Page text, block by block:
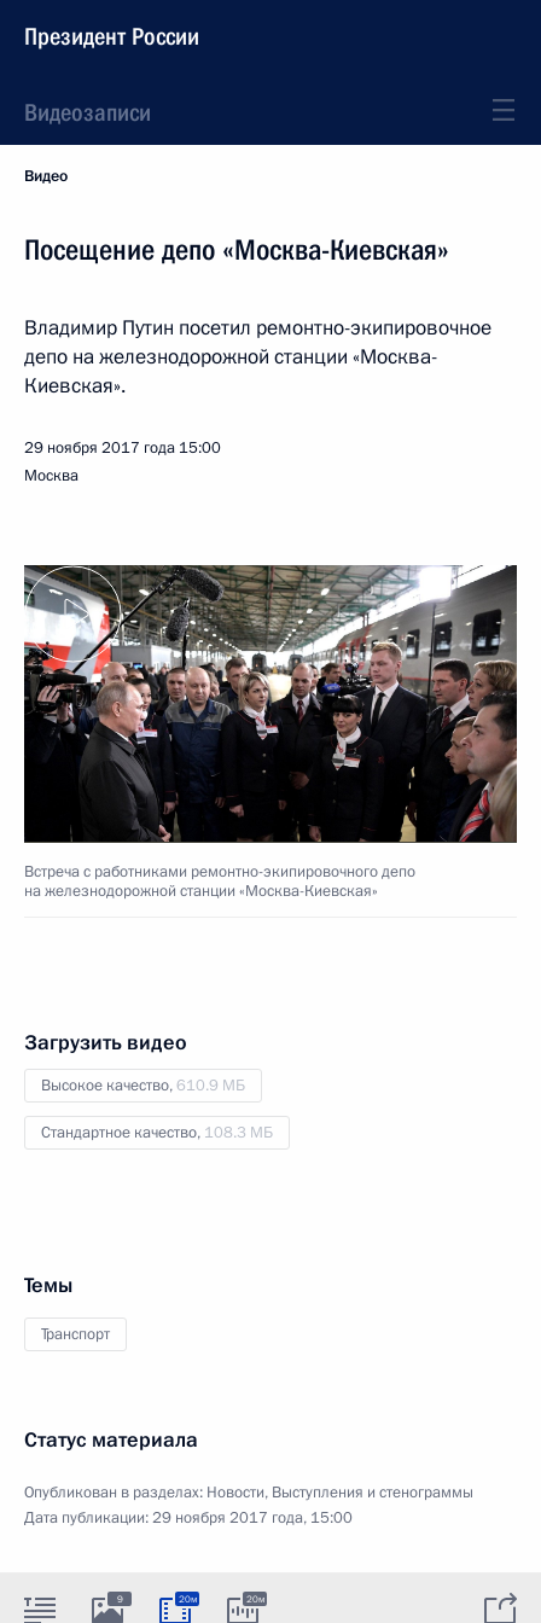
Президент России
Видеозаписи
Видео
Посещение депо «Москва-Киевская»
Владимир Путин посетил ремонтно-экипировочное
депо на железнодорожной станции «Москва-
Киевская».
29 ноября 2017 года 15:00
Москва
Встреча с работниками ремонтно-экипировочного депо
на железнодорожной станции «Москва-Киевская»
Загрузить видео
Высокое качество,610.9 МБ
Стандартное качество, 108.3 МБ
Темы
Транспорт
Статус материала
Опубликован в разделах: Новости, Выступления и стенограммы
Дата публикации:29 ноября 2017 года, 15:00
9 20м 20м